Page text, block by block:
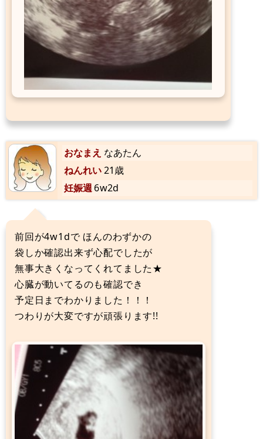
おなまえ なあたん
ねんれい21歳
妊娠週6w2d
前回が4w1dで ほんのわずかの
袋しか確認出来ず心配でしたが
無事大きくなってくれてました★
心臓が動いてるのも確認でき
予定日までわかりました！！！
つわりが大変ですが頑張ります!!